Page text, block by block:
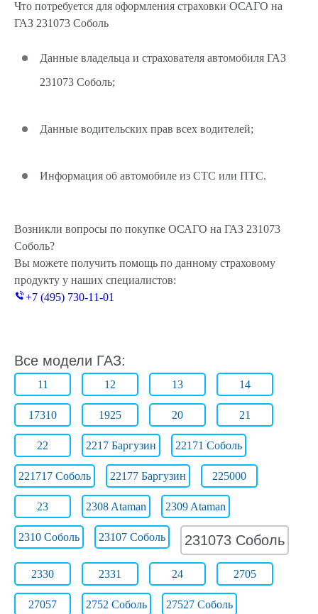
Что потребуется для оформления страховки ОСАГО на
ГАЗ 231073 Соболь
Данные владельца и страхователя автомобиля ГАЗ
231073 Соболь;
Данные водительских прав всех водителей;
Информация об автомобиле из СТС или ПТС.
Возникли вопросы по покупке ОСАГО на ГАЗ 231073
Соболь?
Вы можете получить помощь по данному страховому
продукту у наших специалистов:
+7 (495) 730-11-01
Все модели ГАЗ:
11 12 13 14
17310 1925 20 21
22 2217 Баргузин 22171 Соболь
221717 Соболь 22177 Баргузин 225000
23 2308 Ataman 2309 Ataman
2310 Соболь 23107 Соболь 231073 Соболь
2330 2331 24 2705
27057 2752 Соболь 27527 Соболь